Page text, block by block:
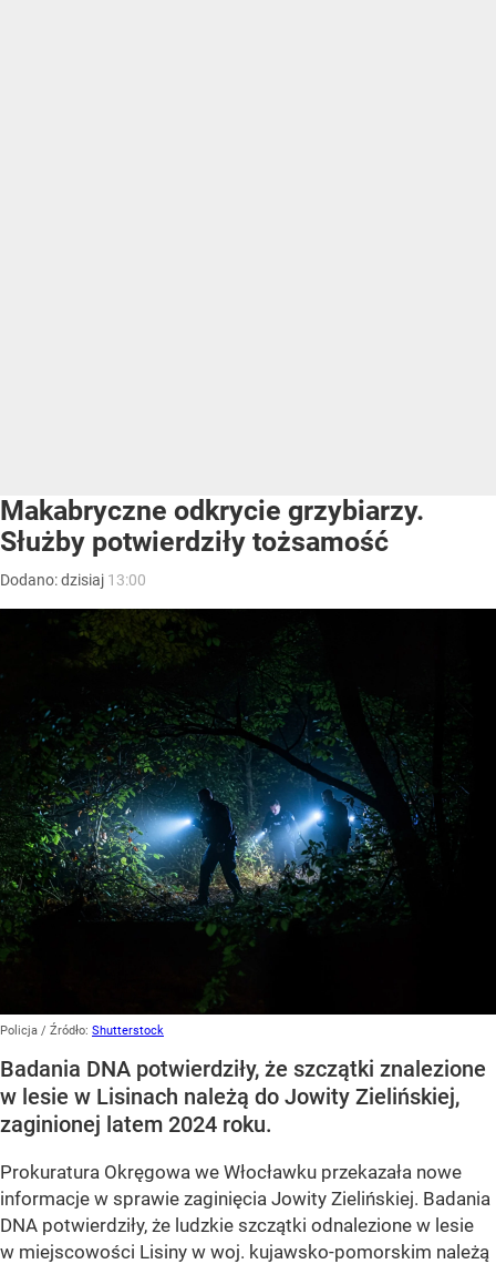
Makabryczne odkrycie grzybiarzy.
Służby potwierdziły tożsamość
Dodano:dzisiaj 13:00
Policja / Źródło: Shutterstock
Badania DNA potwierdziły, że szczątki znalezione
w lesie w Lisinach należą do Jowity Zielińskiej,
zaginionej latem 2024 roku.
Prokuratura Okręgowa we Włocławku przekazała nowe
informacje w sprawie zaginięcia Jowity Zielińskiej. Badania
DNA potwierdziły, że ludzkie szczątki odnalezione w lesie
w miejscowości Lisiny w woj. kujawsko-pomorskim należą